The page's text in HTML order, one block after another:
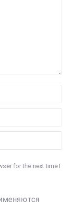
for the next time I